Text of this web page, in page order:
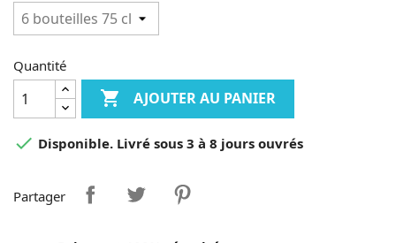
Quantité
 AJOUTER AU PANIER
 Disponible. Livré sous 3 à 8 jours ouvrés
Partager